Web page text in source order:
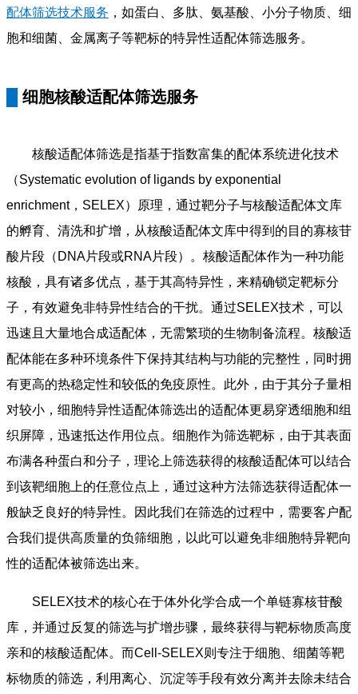
配体筛选技术服务 ，如蛋白、多肽、氨基酸、小分子物质、细
胞和细菌、金属离子等靶标的特异性适配体筛选服务。
细胞核酸适配体筛选服务
核酸适配体筛选是指基于指数富集的配体系统进化技术
（Systematic evolution of ligands by exponential
enrichment，SELEX）原理，通过靶分子与核酸适配体文库
的孵育、清洗和扩增，从核酸适配体文库中得到的目的寡核苷
酸片段（DNA片段或RNA片段）。核酸适配体作为一种功能
核酸，具有诸多优点，基于其高特异性，来精确锁定靶标分
子，有效避免非特异性结合的干扰。通过SELEX技术，可以
迅速且大量地合成适配体，无需繁琐的生物制备流程。核酸适
配体能在多种环境条件下保持其结构与功能的完整性，同时拥
有更高的热稳定性和较低的免疫原性。此外，由于其分子量相
对较小，细胞特异性适配体筛选出的适配体更易穿透细胞和组
织屏障，迅速抵达作用位点。细胞作为筛选靶标，由于其表面
布满各种蛋白和分子，理论上筛选获得的核酸适配体可以结合
到该靶细胞上的任意位点上，通过这种方法筛选获得适配体一
般缺乏良好的特异性。因此我们在筛选的过程中，需要客户配
合我们提供高质量的负筛细胞，以此可以避免非细胞特异靶向
性的适配体被筛选出来。
SELEX技术的核心在于体外化学合成一个单链寡核苷酸
库，并通过反复的筛选与扩增步骤，最终获得与靶标物质高度
亲和的核酸适配体。而Cell-SELEX则专注于细胞、细菌等靶
标物质的筛选，利用离心、沉淀等手段有效分离并去除未结合